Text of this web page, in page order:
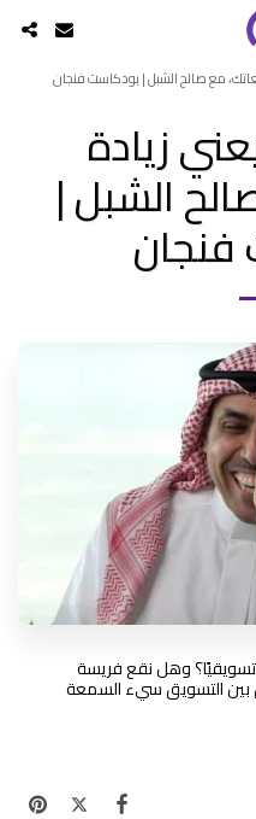
مع صالح الشبل | بودكاست فنجان
زيادة
الشبل |
وهل نقع فريسة
بين التسويق سيء السمعة